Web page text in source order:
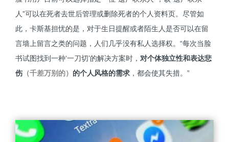
人”可以在死者去世后管理或删除死者的个人资料页。尽管如
此，卡斯基担忧的是，对于生日提醒或者陌生人是否可以在留
言墙上留言之类的问题，人们几乎没有私人选择权。“每次当脸
书试图找到一种‘一刀切’的解决方案时， 对个体独立性和表达悲
伤 （千差万别的） 的个人风格的需求 ，都会使其失措。”